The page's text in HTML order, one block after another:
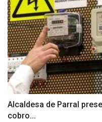
Alcaldesa de Parral
cobro...